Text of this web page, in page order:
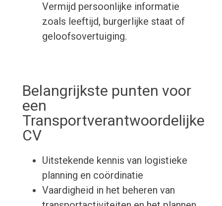
Vermijd persoonlijke informatie
zoals leeftijd, burgerlijke staat of
geloofsovertuiging.
Belangrijkste punten voor
een
Transportverantwoordelijke
CV
Uitstekende kennis van logistieke
planning en coördinatie
Vaardigheid in het beheren van